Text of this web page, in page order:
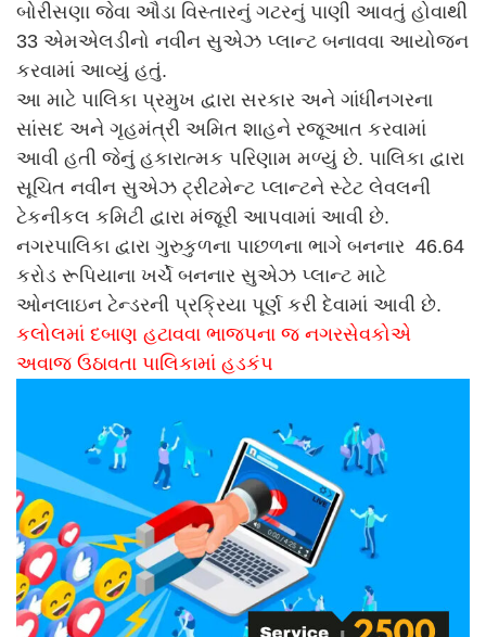
બોરીસણા જેવા ઔડા વિસ્તારનું ગટરનું પાણી આવતું હોવાથી
33 એમએલડીનો નવીન સુએઝ પ્લાન્ટ બનાવવા આયોજન
કરવામાં આવ્યું હતું.
આ માટે પાલિકા પ્રમુખ દ્વારા સરકાર અને ગાંધીનગરના
સાંસદ અને ગૃહમંત્રી અમિત શાહને રજૂઆત કરવામાં
આવી હતી જેનું હકારાત્મક પરિણામ મળ્યું છે. પાલિકા દ્વારા
સૂચિત નવીન સુએઝ ટ્રીટમેન્ટ પ્લાન્ટને સ્ટેટ લેવલની
ટેકનીકલ કમિટી દ્વારા મંજૂરી આપવામાં આવી છે.
નગરપાલિકા દ્વારા ગુરુકુળના પાછળના ભાગે બનનાર 46.64
કરોડ રૂપિયાના ખર્ચે બનનાર સુએઝ પ્લાન્ટ માટે
ઓનલાઇન ટેન્ડરની પ્રક્રિયા પૂર્ણ કરી દેવામાં આવી છે.
કલોલમાં દબાણ હટાવવા ભાજપના જ નગરસેવકોએ
અવાજ ઉઠાવતા પાલિકામાં હડકંપ